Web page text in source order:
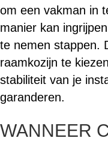
om een vakman in
manier kan
te nemen stappen.
raamkozijn te
stabiliteit van je
garanderen.
WANNEER